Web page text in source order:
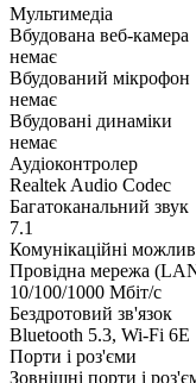
Мультимедіа
Вбудована веб-камера
немає
Вбудований мікрофон
немає
Вбудовані динаміки
немає
Аудіоконтролер
Realtek Audio Codec
Багатоканальний звук
7.1
Комунікаційні
Провідна мережа
10/100/1000 Мбіт/с
Бездротовий зв'язок
Bluetooth 5.3, Wi-Fi 6E
Порти і роз'єми
Зовнішні порти і